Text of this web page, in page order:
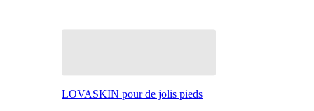
LOVASKIN pour de jolis pieds